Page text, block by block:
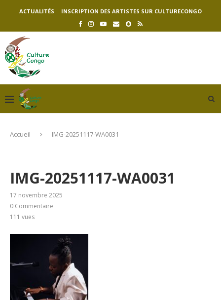
ACTUALITÉS INSCRIPTION DES ARTISTES SUR CULTURECONGO
Accueil IMG-20251117-WA0031
IMG-20251117-WA0031
17 novembre 2025
0 Commentaire
111 vues